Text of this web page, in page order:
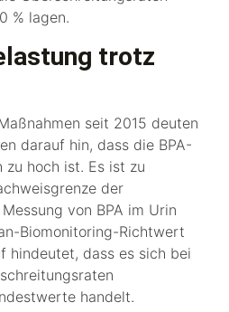
% lagen.
trotz
seit 2015 deuten
darauf hin, dass die BPA-
zu hoch ist. Es ist zu
der
von BPA im Urin
Biomonitoring-Richtwert
hindeutet, dass es sich bei
handelt.